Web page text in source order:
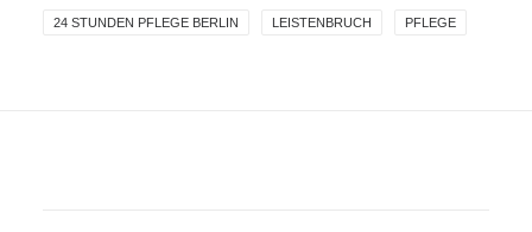
24 STUNDEN PFLEGE BERLIN LEISTENBRUCH PFLEGE